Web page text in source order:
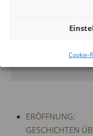
Cookie-
ERÖFFNUNG:
GESCHICHTEN